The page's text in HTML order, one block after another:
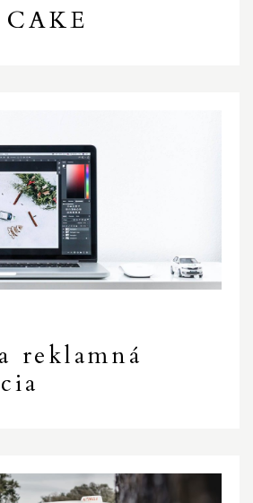
reklamná